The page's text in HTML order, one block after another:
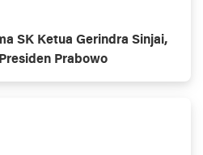
SK Ketua Gerindra Sinjai,
Prabowo